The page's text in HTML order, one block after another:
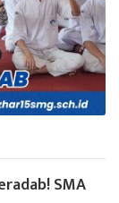
SMA